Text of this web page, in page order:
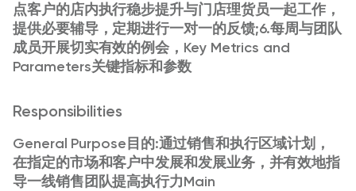
点客户的店内执行稳步提升与门店理货员一起工作，
提供必要辅导，定期进行一对一的反馈;6.每周与团队
成员开展切实有效的例会，Key Metrics and
Parameters关键指标和参数
Responsibilities
General Purpose目的:通过销售和执行区域计划，
在指定的市场和客户中发展和发展业务，并有效地指
导一线销售团队提高执行力Main